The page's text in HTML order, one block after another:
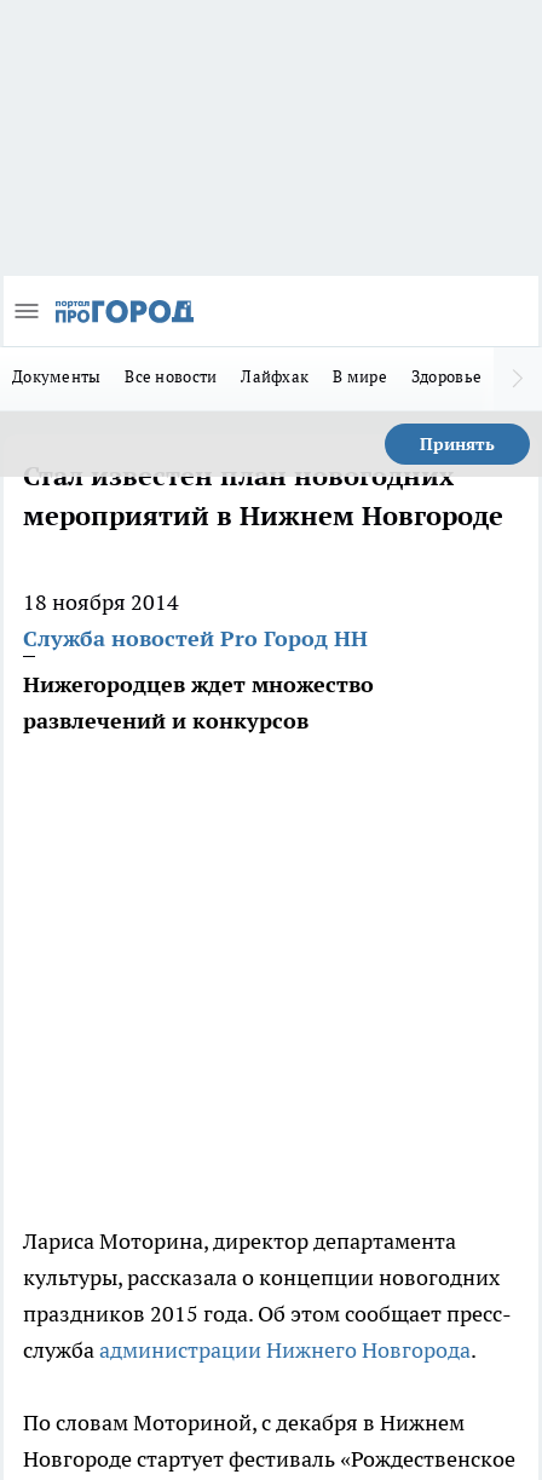
Документы Все новости Лайфхак В мире Здоровье
Принять
Стал известен план новогодних
мероприятий в Нижнем Новгороде
18 ноября 2014
Служба новостей Pro Город НН
Нижегородцев ждет множество
развлечений и конкурсов
Лариса Моторина, директор департамента
культуры, рассказала о концепции новогодних
праздников 2015 года. Об этом сообщает пресс-
службаадминистрации Нижнего Новгорода.
По словам Моториной, с декабря в Нижнем
Новгороде стартует фестиваль «Рождественское